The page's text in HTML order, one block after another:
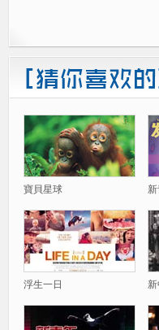
寶貝星球
浮生一日